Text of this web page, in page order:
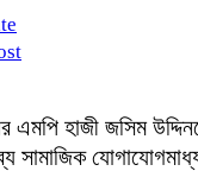
হাজী জসিম
সামাজিক